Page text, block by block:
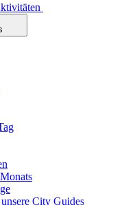
City Guides